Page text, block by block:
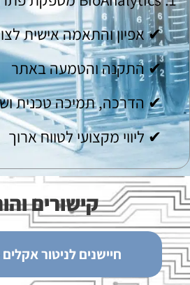
✔ אפיון והתאמה אישית
✔ התקנה והטמעה באתר
✔ הדרכה, תמיכה טכנית
✔ ליווי מקצועי לטווח ארוך
קישורים
חיישנים לניטור אקלים